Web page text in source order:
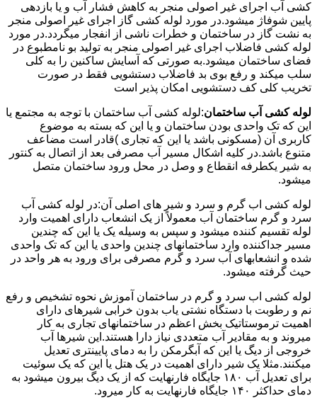
کشی آب اجرای غیر اصولی منجر به کاهش فشار آب و یا بازدهی
پایین شوفاژ میشود.در مورد لوله کشی گاز اجرای غیر اصولی منجر
به نشت گاز در ساختمان و خطرات ناشی از انفجار میگردد.در مورد
لوله کشی فاضلاب اجرای غیر اصولی منجر به تولید بو نامطبوع در
فضای ساختمان میشود.به صورتی که آسایش ساکنین را به کلی
سلب میکند و رفع بوی بد فاضلاب دستشویی فقط در صورت
تخریب کلی کف دستشویی امکان پذیر است
لوله کشی آب ساختمان:لوله کشی آب ساختمان با توجه به مجتمع یا
این که تک واحدی بودن ساختمان و یا این که بسته به موضوع
کاربری آن (مسکونی باشد یا این که تجاری )قادر است مضاعف
متنوع باشد.در کلیه اشکال مسیر آب مصرفی بعد از اتصال به کنتور
به شیر یکطرفه انقطاع و وصل در محل ورود ساختمان متصل
میشود.
لوله کشی اب گرم و سرد و شیر های اصلی آن:در لوله کشی آب
سرد و گرم ساختمان آب معمولاً از یک انشعاب دارای اهمیت وارد
لوله تقسیم کننده میشود و سپس به وسیله یک یا این که چندین
مسیر جداکننده وارد ساختمانهای چندین واحدی یا این که تک واحدی
شده و انشعابهای آب سرد و گرم مصرفی برای ورود به هر واحد در
حیث گرفته میشود.
لوله کشی اب سرد و گرم در ساختمان آموزش نحوه تشخیص و رفع
نم و رطوبت با دستگاه نشتی یاب بدون خرابی شیرهای دارای
اهمیت ترموستاتیک بخش اعظم در ساختمانهای تجاری به کار
میروند و به مقادیر آب متعددی نیاز دارا هستند.این شیرها آب
خروجی از دیگ یا این که آبگرمکن را به دمای پایینتری تعدیل
میکنند.مثلا یک شیر دارای اهمیت در یک هتل یا این که یک سوئیت
برای تعدیل آب ۱۸۰ جایگاه فارنهایت که از یک دیگ بیرون میشود به
دمای حداکثر ۱۴۰ جایگاه فارنهایت به کار میرود.